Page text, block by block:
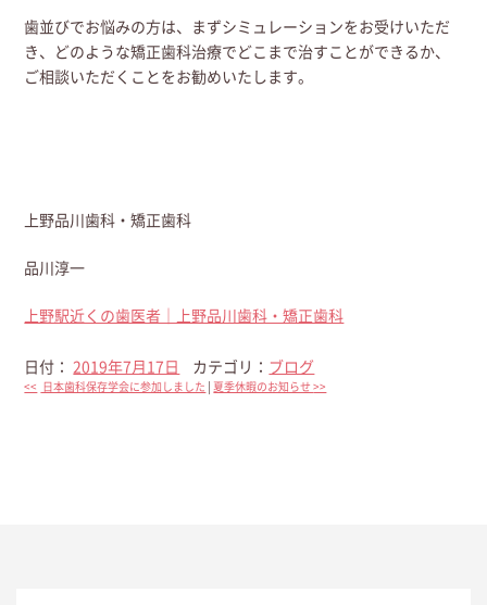
歯並びでお悩みの方は、まずシミュレーションをお受けいただ
き、どのような矯正歯科治療でどこまで治すことができるか、
ご相談いただくことをお勧めいたします。
上野品川歯科・矯正歯科
品川淳一
上野駅近くの歯医者｜上野品川歯科・矯正歯科
日付：2019年7月17日 カテゴリ： ブログ
<< 日本歯科保存学会に参加しました |夏季休暇のお知らせ>>